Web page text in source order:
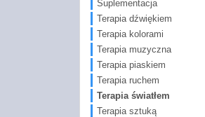
Suplementacja
Terapia dźwiękiem
Terapia kolorami
Terapia muzyczna
Terapia piaskiem
Terapia ruchem
Terapia światłem
Terapia sztuką